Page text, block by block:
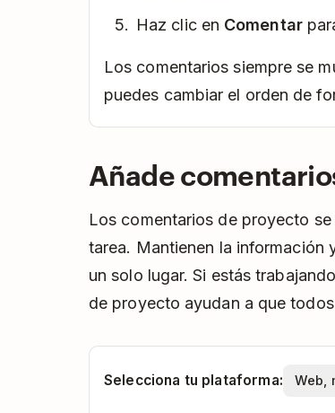
Haz clic en Comentar
Los comentarios siempre se
puedes cambiar el orden de
Añade
Los comentarios de proyecto
tarea. Mantienen la información
un solo lugar. Si estás
de proyecto ayudan a que
Selecciona tu plataforma: